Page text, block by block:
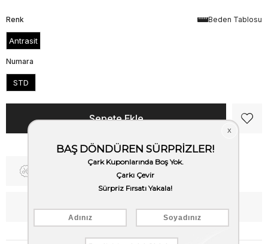
Beden Tablosu
Renk
Antrasit
Numara
STD
Fiyat Düşünce Haber Ver
WhatsApp’tan Bilgi Al